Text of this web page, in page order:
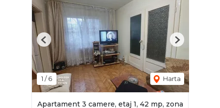
1 /6 Harta
Previous Next
Apartament 3 camere, etaj 1, 42 mp, zona